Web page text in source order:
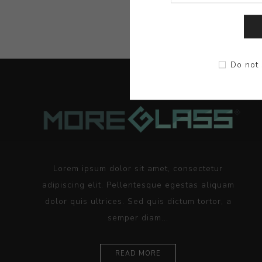
Lorem ipsum dolor sit amet, consectetur
adipiscing elit. Pellentesque egestas aliquam
dolor quis ultrices. Sed quis dictum tortor, a
semper diam...
READ MORE
Do not